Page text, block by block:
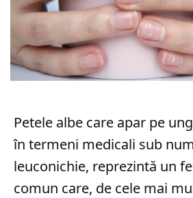
Petele albe care apar pe
în termeni medicali sub
leuconichie, reprezintă un
comun care, de cele mai